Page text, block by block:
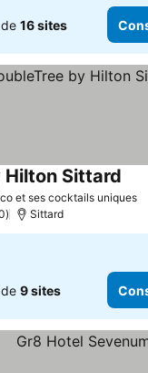
16 sites
et ses cocktails uniques
Hilton Sittard
Sittard
9 sites